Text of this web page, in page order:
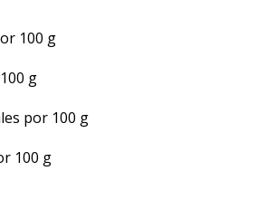
100 g
g
por 100 g
100 g